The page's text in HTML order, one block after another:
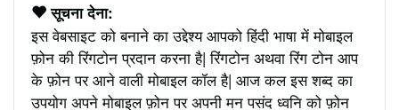
सूचना देना:
इस वेबसाइट को बनाने का उद्देश्य आपको हिंदी भाषा में मोबाइल
फ़ोन की रिंगटोन प्रदान करना है| रिंगटोन अथवा रिंग टोन आप
के फ़ोन पर आने वाली मोबाइल कॉल है| आज कल इस शब्द का
उपयोग अपने मोबाइल फ़ोन पर अपनी मन पसंद ध्वनि को फ़ोन